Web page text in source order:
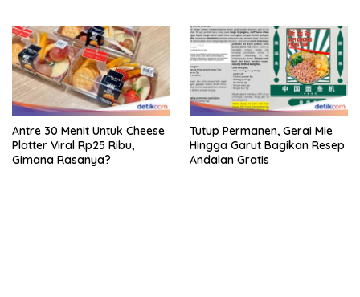
Antre 30 Menit Untuk Cheese
Platter Viral Rp25 Ribu,
Gimana Rasanya?
Tutup Permanen, Gerai Mie
Hingga Garut Bagikan Resep
Andalan Gratis